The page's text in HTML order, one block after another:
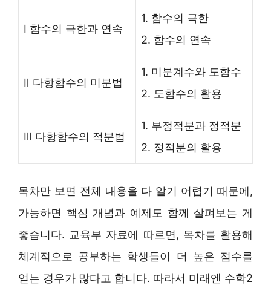
Ⅰ 함수의 극한과 연속
1. 함수의 극한
2. 함수의 연속
Ⅱ 다항함수의 미분법
1. 미분계수와 도함수
2. 도함수의 활용
Ⅲ 다항함수의 적분법
1. 부정적분과 정적분
2. 정적분의 활용
목차만 보면 전체 내용을 다 알기 어렵기 때문에,
가능하면 핵심 개념과 예제도 함께 살펴보는 게
좋습니다. 교육부 자료에 따르면, 목차를 활용해
체계적으로 공부하는 학생들이 더 높은 점수를
얻는 경우가 많다고 합니다. 따라서 미래엔 수학2